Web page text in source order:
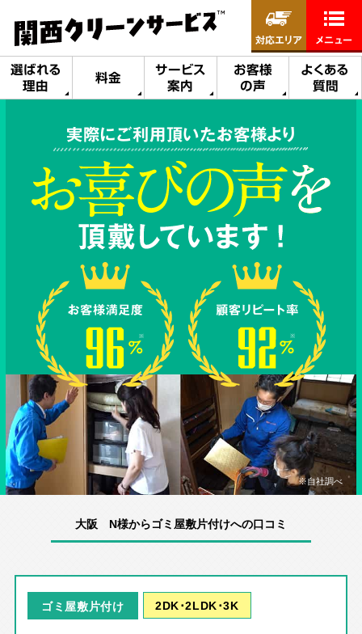
選ばれる
理由
料金
サービス
案内
お客様
の声
よくある
質問
対応エリア メニュー
実際にご利用頂いたお客様より
※自社調べ
大阪 N様からゴミ屋敷片付けへの口コミ
ゴミ屋敷片付け 2DK･2LDK･3K